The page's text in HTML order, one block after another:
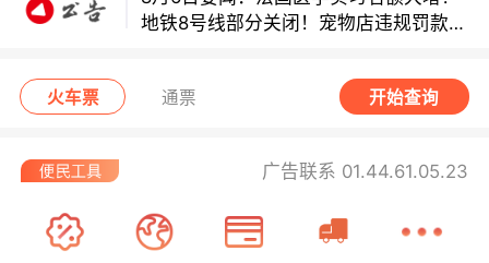
炉！
火车票 通票 开始查询
广告联系 01.44.61.05.23